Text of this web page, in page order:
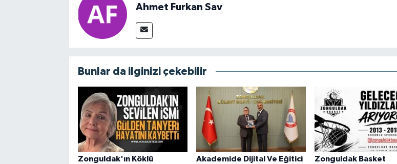
Ahmet Furkan Sav
Bunlar da ilginizi çekebilir
Zonguldak'ın Köklü
Akademide Dijital Ve Eğitici
Zonguldak Basket